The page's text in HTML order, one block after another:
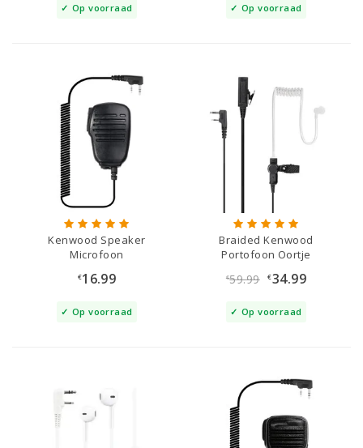
Op voorraad Op voorraad
Kenwood Speaker
Microfoon
€16.99
Op voorraad
Braided Kenwood
Portofoon Oortje
€59.99 €34.99
Op voorraad